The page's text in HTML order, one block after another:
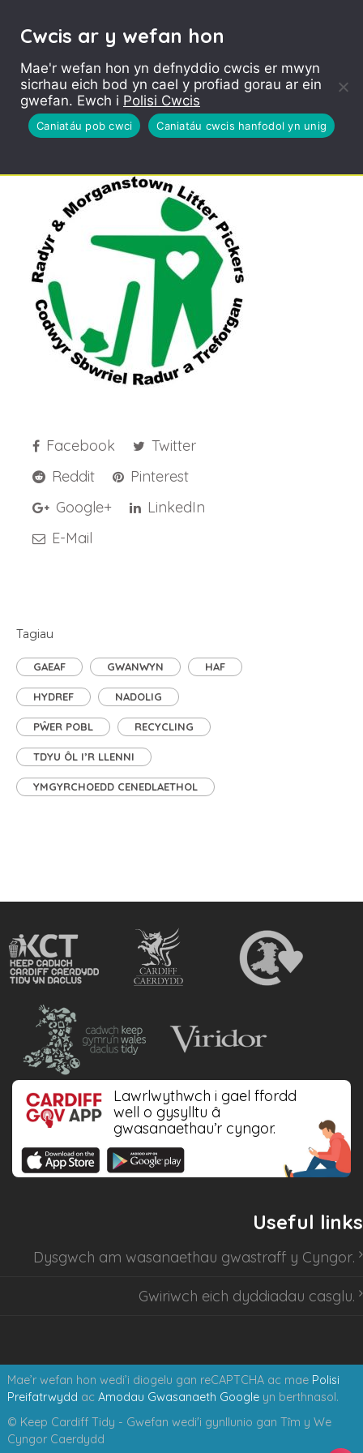
Radyr and
Morganstown Litter
Facebook
Twitter
Reddit
Pinterest
Google+
LinkedIn
E-Mail
Tagiau
GAEAF GWANWYN HAF
HYDREF NADOLIG
PŴER POBL RECYCLING
TDYU ÔL I’R LLENNI
YMGYRCHOEDD CENEDLAETHOL
Lawrlwythwch i gael ffordd
well o gysylltu â
gwasanaethau’r cyngor.
Useful links
Dysgwch am wasanaethau gwastraff y Cyngor.
Gwiriwch eich dyddiadau casglu.
Cwcis ar y wefan hon
Mae'r wefan hon yn defnyddio cwcis er mwyn
sicrhau eich bod yn cael y profiad gorau ar ein
gwefan. Ewch i Polisi Cwcis
Caniatáu pob cwci Caniatáu cwcis hanfodol yn unig
Mae’r wefan hon wedi’i diogelu gan reCAPTCHA ac mae Polisi
Preifatrwydd ac Amodau Gwasanaeth Google yn berthnasol.
© Keep Cardiff Tidy - Gwefan wedi'i gynllunio gan Tȋm y We
Cyngor Caerdydd